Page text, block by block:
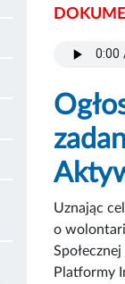
Uznając
o
Platformy